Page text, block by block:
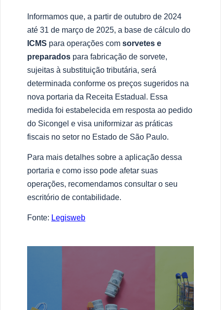
Informamos que, a partir de outubro de 2024
até 31 de março de 2025, a base de cálculo do
ICMS para operações com sorvetes e
preparados para fabricação de sorvete,
sujeitas à substituição tributária, será
determinada conforme os preços sugeridos na
nova portaria da Receita Estadual. Essa
medida foi estabelecida em resposta ao pedido
do Sicongel e visa uniformizar as práticas
fiscais no setor no Estado de São Paulo.
Para mais detalhes sobre a aplicação dessa
portaria e como isso pode afetar suas
operações, recomendamos consultar o seu
escritório de contabilidade.
Fonte: Legisweb